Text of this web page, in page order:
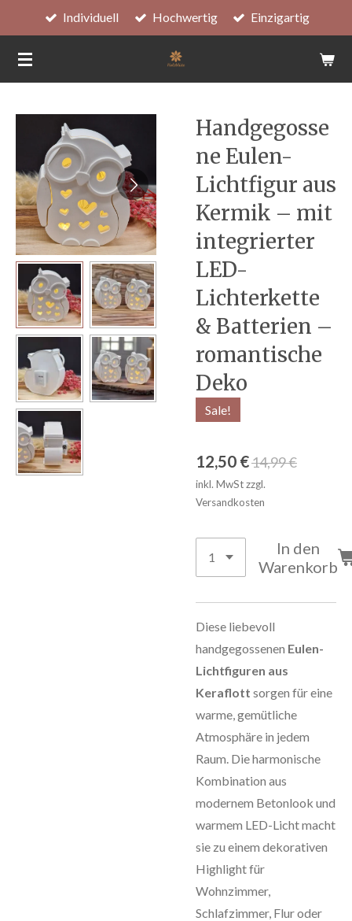
Hauptinhalt
springen
Individuell Hochwertig Einzigartig
Handgegosse
ne Eulen-
Lichtfigur aus
Kermik – mit
integrierter
LED-
Lichterkette
& Batterien –
romantische
Deko
Sale!
12,50 €14,99 €
inkl. MwSt zzgl.
Versandkosten
In den
Warenkorb
Diese liebevoll
handgegossenen Eulen-
Lichtfiguren aus
Keraflott sorgen für eine
warme, gemütliche
Atmosphäre in jedem
Raum. Die harmonische
Kombination aus
modernem Betonlook und
warmem LED-Licht macht
sie zu einem dekorativen
Highlight für
Wohnzimmer,
Schlafzimmer, Flur oder